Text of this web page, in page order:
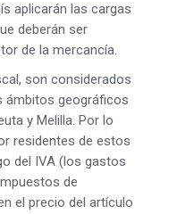
aplicarán las cargas
deberán ser
de la mercancía.
son considerados
ámbitos geográficos
y Melilla. Por lo
residentes de estos
del IVA (los gastos
de
el precio del artículo